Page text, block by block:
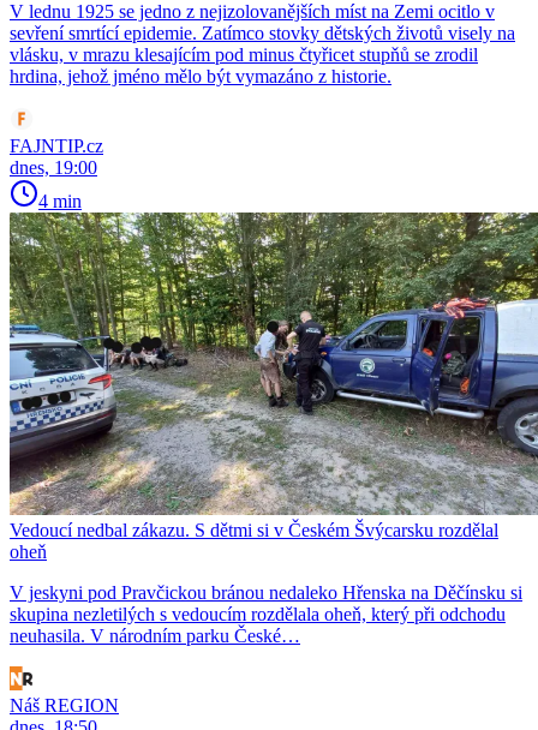
V lednu 1925 se jedno z nejizolovanějších míst na Zemi ocitlo v
sevření smrtící epidemie. Zatímco stovky dětských životů visely na
vlásku, v mrazu klesajícím pod minus čtyřicet stupňů se zrodil
hrdina, jehož jméno mělo být vymazáno z historie.
FAJNTIP.cz
dnes, 19:00
4 min
Vedoucí nedbal zákazu. S dětmi si v Českém Švýcarsku rozdělal
oheň
V jeskyni pod Pravčickou bránou nedaleko Hřenska na Děčínsku si
skupina nezletilých s vedoucím rozdělala oheň, který při odchodu
neuhasila. V národním parku České…
Náš REGION